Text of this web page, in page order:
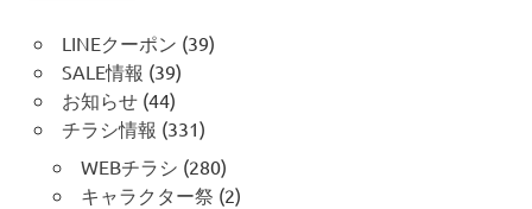
LINEクーポン (39)
SALE情報 (39)
お知らせ(44)
チラシ情報 (331)
WEBチラシ (280)
キャラクター祭 (2)